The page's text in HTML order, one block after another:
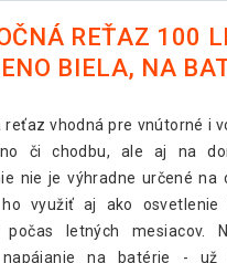
REŤAZ 100
BIELA, NA
reťaz vhodná pre vnútorné i
či chodbu, ale aj na
nie je výhradne určené na
využiť aj ako osvetlenie
počas letných mesiacov.
na batérie - už